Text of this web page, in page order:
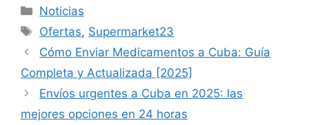
Categorías
Noticias
Etiquetas
Ofertas, Supermarket23
Cómo Enviar Medicamentos a Cuba: Guía
Completa y Actualizada [2025]
Envíos urgentes a Cuba en 2025: las
mejores opciones en 24 horas